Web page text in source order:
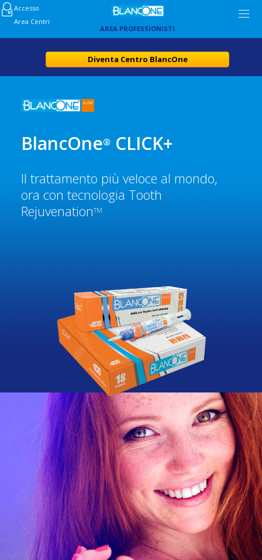
Accesso
Area Centri
AREA PROFESSIONISTI
Diventa Centro BlancOne
BlancOne® CLICK+
Il trattamento più veloce al mondo,
ora con tecnologia Tooth
RejuvenationTM